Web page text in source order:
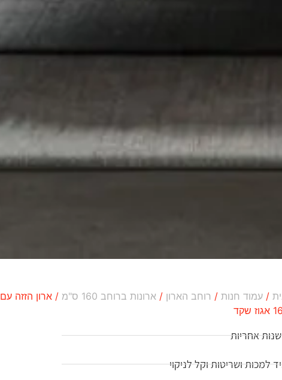
/ עמוד חנות/ רוחב הארון / ארונות ברוחב 160 ס"מ
/ ארון הזזה עם
למכות ושריטות וקל לניקוי